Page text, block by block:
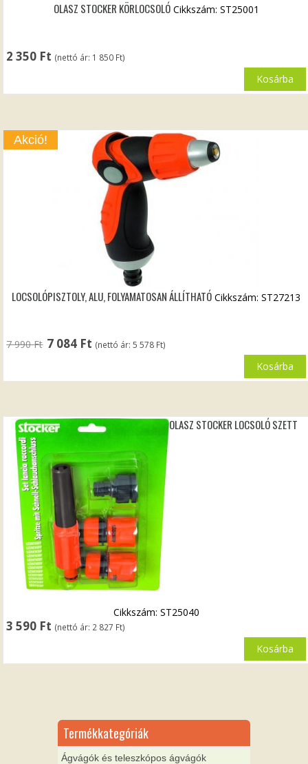
OLASZ STOCKER KÖRLOCSOLÓ
2 350 Ft (nettó ár: 1 850 Ft)
Cikkszám: ST25001
Kosárba
Akció!
LOCSOLÓPISZTOLY, ALU, FOLYAMATOSAN ÁLLÍTHATÓ
7 990Ft Original
7
7 084 Ft Current
7
(nettó ár:5 578 Ft)
Cikkszám: ST27213
Kosárba
OLASZ STOCKER LOCSOLÓ SZETT
3 590 Ft (nettó ár: 2 827 Ft)
Cikkszám: ST25040
Kosárba
Termékkategóriák
Ágvágók és teleszkópos ágvágók